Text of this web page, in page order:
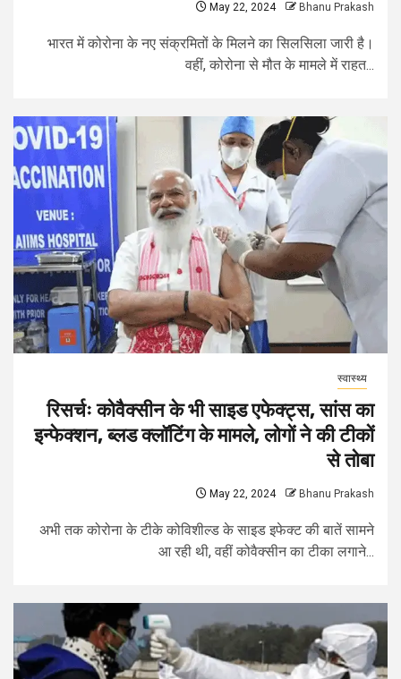
May 22, 2024 Bhanu Prakash
भारत में कोरोना के नए संक्रमितों के मिलने का सिलसिला जारी है।
वहीं, कोरोना से मौत के मामले में राहत...
स्वास्थ्य
रिसर्चः कोवैक्सीन के भी साइड एफेक्ट्स, सांस का
इन्फेक्शन, ब्लड क्लॉटिंग के मामले, लोगों ने की टीकों
से तोबा
May 22, 2024 Bhanu Prakash
अभी तक कोरोना के टीके कोविशील्ड के साइड इफेक्ट की बातें सामने
आ रही थी, वहीं कोवैक्सीन का टीका लगाने...